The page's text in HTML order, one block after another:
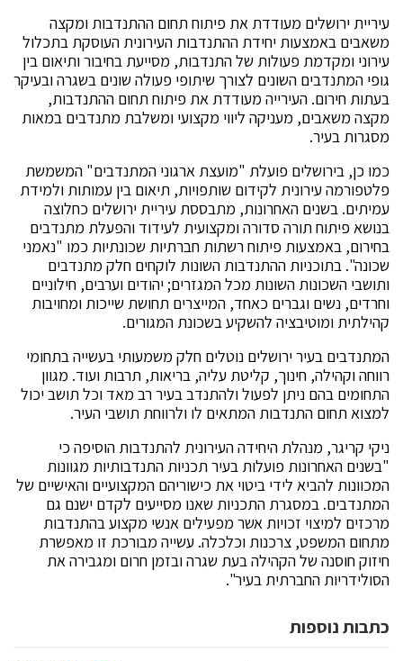
עיריית ירושלים מעודדת את פיתוח תחום ההתנדבות ומקצה
משאבים באמצעות יחידת ההתנדבות העירונית העוסקת בתכלול
עירוני ומקדמת פעולות של התנדבות, מסייעת בחיבור ותיאום בין
גופי המתנדבים השונים לצורך שיתופי פעולה שונים בשגרה ובעיקר
בעתות חירום. העירייה מעודדת את פיתוח תחום ההתנדבות,
מקצה משאבים, מעניקה ליווי מקצועי ומשלבת מתנדבים במאות
מסגרות בעיר.
כמו כן, בירושלים פועלת "מועצת ארגוני המתנדבים" המשמשת
פלטפורמה עירונית לקידום שותפויות, תיאום בין עמותות ולמידת
עמיתים. בשנים האחרונות, מתבססת עיריית ירושלים כחלוצה
בנושא פיתוח תורה סדורה ומקצועית לעידוד והפעלת מתנדבים
בחירום, באמצעות פיתוח רשתות חברתיות שכונתיות כמו "נאמני
שכונה". בתוכניות ההתנדבות השונות לוקחים חלק מתנדבים
ותושבי השכונות השונות מכל המגזרים; יהודים וערבים, חילוניים
וחרדים, נשים וגברים כאחד, המייצרים תחושת שייכות ומחויבות
קהילתית ומוטיבציה להשקיע בשכונת המגורים.
המתנדבים בעיר ירושלים נוטלים חלק משמעותי בעשייה בתחומי
רווחה וקהילה, חינוך, קליטת עליה, בריאות, תרבות ועוד. מגוון
התחומים בהם ניתן לפעול ולהתנדב בעיר רב מאד וכל תושב יכול
למצוא תחום התנדבות המתאים לו ולרווחת תושבי העיר.
ניקי קריגר, מנהלת היחידה העירונית להתנדבות הוסיפה כי
"בשנים האחרונות פועלות בעיר תכניות התנדבותיות מגוונות
המכוונות להביא לידי ביטוי את כישוריהם המקצועיים והאישיים של
המתנדבים. במסגרת התכניות שאנו מסייעים לקדם ישנם גם
מרכזים למיצוי זכויות אשר מפעילים אנשי מקצוע בהתנדבות
מתחום המשפט, צרכנות וכלכלה. עשייה מבורכת זו מאפשרת
חיזוק חוסנה של הקהילה בעת שגרה ובזמן חרום ומגבירה את
הסולידריות החברתית בעיר".
כתבות נוספות